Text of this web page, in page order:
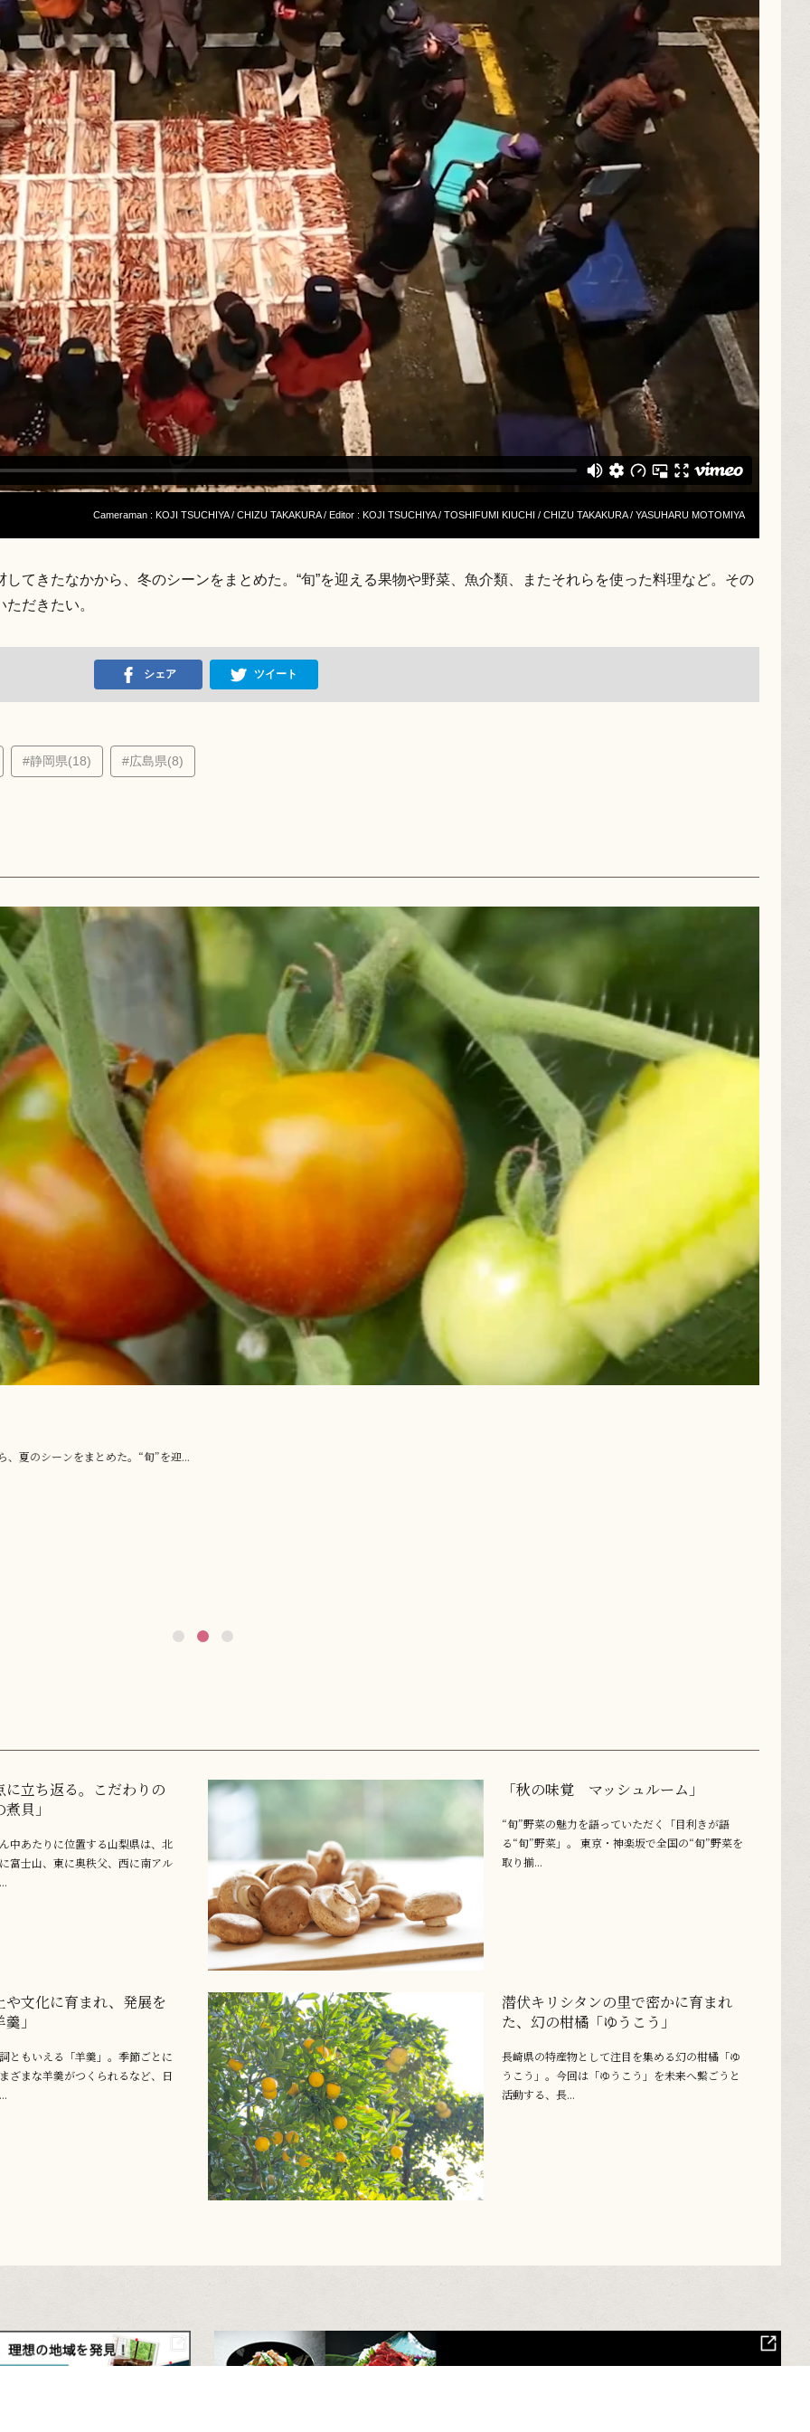
Cameraman : KOJI TSUCHIYA / CHIZU TAKAKURA / Editor : KOJI TSUCHIYA / TOSHIFUMI KIUCHI / CHIZU TAKAKURA / YASUHARU MOTOMIYA
てきたなかから、冬のシーンをまとめた。“旬”を迎える果物や野菜、魚介類、またそれらを使った料理など。その
だきたい。
シェア ツイート
#静岡県(18) #広島県(8)
夏のシーンをまとめた。“旬”を迎...
に立ち返る。こだわりの
貝」
中あたりに位置する山梨県は、北
富士山、東に奥秩父、西に南アル
「秋の味覚 マッシュルーム」
“旬”野菜の魅力を語っていただく「目利きが語
る“旬”野菜」。 東京・神楽坂で全国の“旬”野菜を
取り揃...
や文化に育まれ、発展を
」
ともいえる「羊羹」。季節ごとに
ざまな羊羹がつくられるなど、日
潜伏キリシタンの里で密かに育まれ
た、幻の柑橘「ゆうこう」
長崎県の特産物として注目を集める幻の柑橘「ゆ
うこう」。今回は「ゆうこう」を未来へ繋ごうと
活動する、長...